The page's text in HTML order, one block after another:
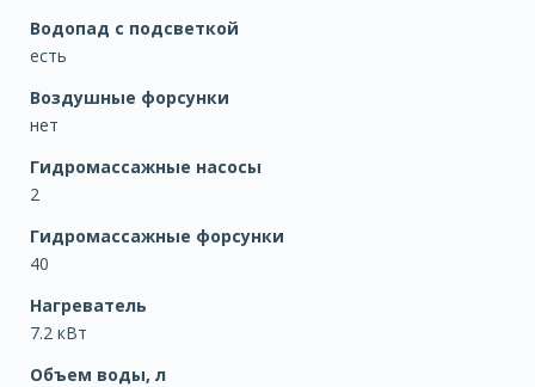
Водопад с подсветкой
есть
Воздушные форсунки
нет
Гидромассажные насосы
2
Гидромассажные форсунки
40
Нагреватель
7.2 кВт
Объем воды, л